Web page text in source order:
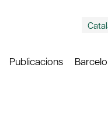
Publicacions